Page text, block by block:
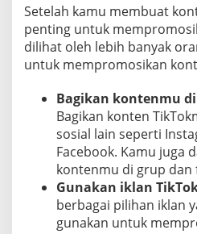
Setelah kamu membuat
penting untuk
dilihat oleh lebih banyak
untuk mempromosikan
Bagikan kontenmu
Bagikan konten
sosial lain seperti
Facebook. Kamu juga
kontenmu di grup dan
Gunakan iklan
berbagai pilihan iklan
gunakan untuk